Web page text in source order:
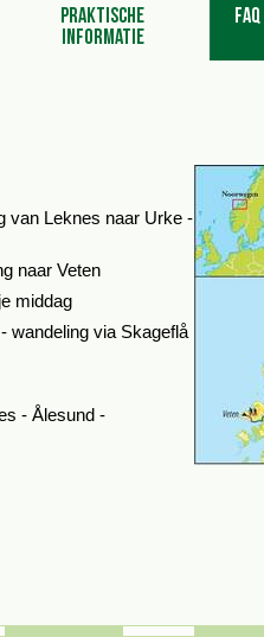
Praktische
informatie
FAQ
van Leknes naar Urke -
naar Veten
middag
wandeling via Skageflå
- Ålesund -